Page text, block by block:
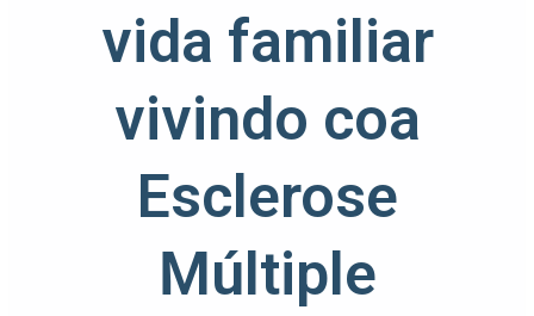
vida familiar
vivindo coa
Esclerose
Múltiple